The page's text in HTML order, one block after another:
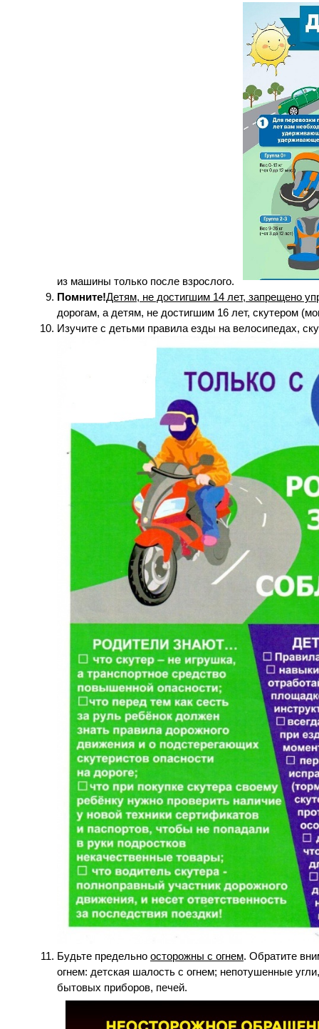
из машины только после взрослого.
Помните!Детям, не достигшим 14 лет, запрещено
дорогам, а детям, не достигшим 16 лет, скутером
Изучите с детьми правила езды на велосипедах,
Будьте предельно осторожны с огнем. Обратите
огнем: детская шалость с огнем; непотушенные
бытовых приборов, печей.